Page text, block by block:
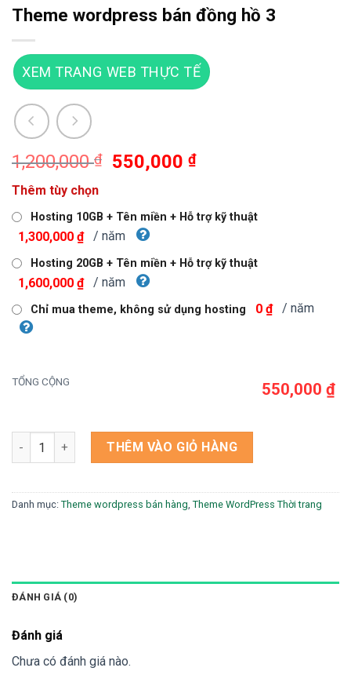
Theme wordpress bán đồng hồ 3
XEM TRANG WEB THỰC TẾ
1,200,000₫
Giá
1,200,000 ₫.
550,000₫Giá
là:
Thêm tùy chọn
Hosting 10GB + Tên miền + Hỗ trợ kỹ thuật
1,300,000 ₫ / năm
Hosting 20GB + Tên miền + Hỗ trợ kỹ thuật
1,600,000 ₫ / năm
Chỉ mua theme, không sử dụng hosting 0 ₫ / năm
TỔNG CỘNG 550,000 ₫
Theme wordpress bán đồng hồ 3 số lượng
THÊM VÀO GIỎ HÀNG
Danh mục: Theme wordpress bán hàng, Theme WordPress Thời trang
ĐÁNH GIÁ (0)
Đánh giá
Chưa có đánh giá nào.